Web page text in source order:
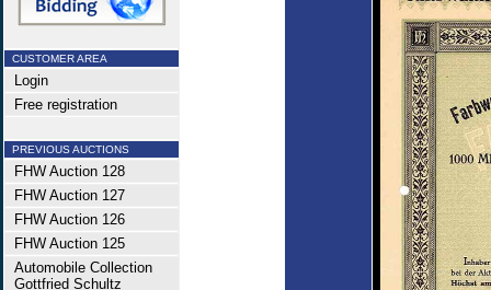
CUSTOMER AREA
Login
Free registration
PREVIOUS AUCTIONS
FHW Auction 128
FHW Auction 127
FHW Auction 126
FHW Auction 125
Automobile Collection
Gottfried Schultz